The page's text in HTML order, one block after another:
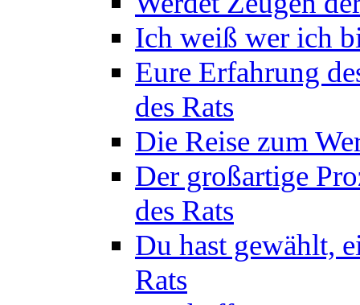
Ich weiß wer ich
Eure Erfahrung
des Rats
Die Reise zum
Der großartige
des Rats
Du hast gewählt,
Rats